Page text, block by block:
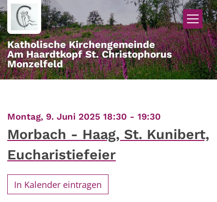
Zum Inhalt springen
Katholische Kirchengemeinde
Am Haardtkopf St. Christophorus
Monzelfeld
Montag, 9. Juni 2025 18:30 - 19:30
Morbach - Haag, St. Kunibert,
Eucharistiefeier
In Kalender eintragen